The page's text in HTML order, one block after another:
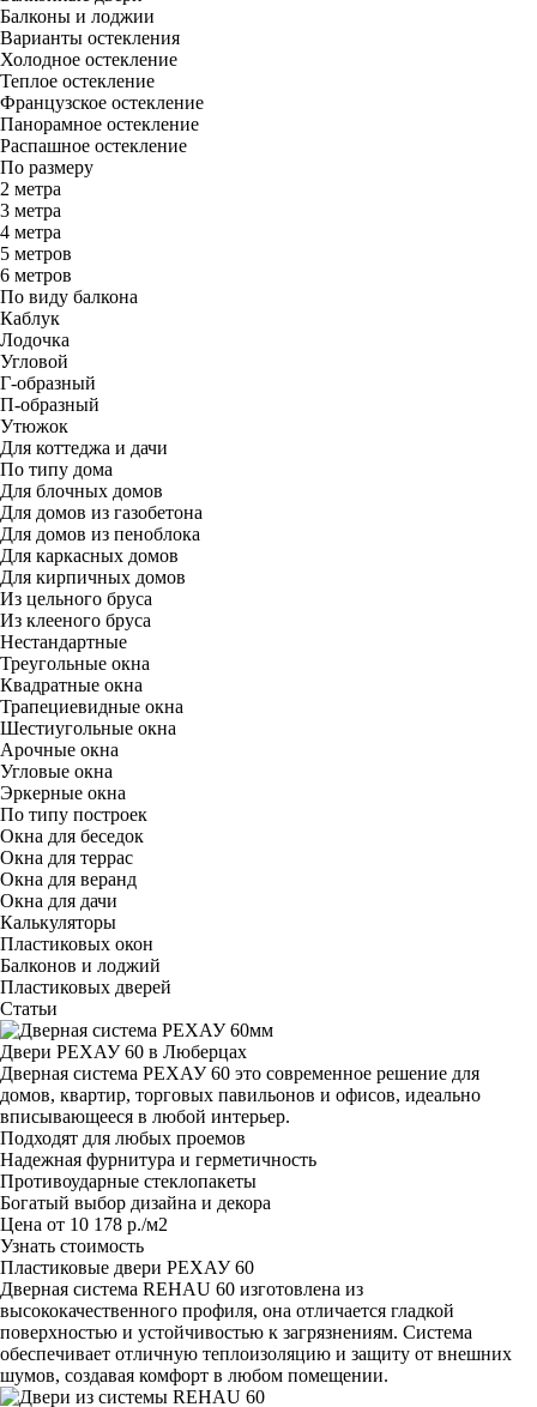
Балконы и лоджии
Варианты остекления
Холодное остекление
Теплое остекление
Французское остекление
Панорамное остекление
Распашное остекление
По размеру
2 метра
3 метра
4 метра
5 метров
6 метров
По виду балкона
Каблук
Лодочка
Угловой
Г-образный
П-образный
Утюжок
Для коттеджа и дачи
По типу дома
Для блочных домов
Для домов из газобетона
Для домов из пеноблока
Для каркасных домов
Для кирпичных домов
Из цельного бруса
Из клееного бруса
Нестандартные
Треугольные окна
Квадратные окна
Трапециевидные окна
Шестиугольные окна
Арочные окна
Угловые окна
Эркерные окна
По типу построек
Окна для беседок
Окна для террас
Окна для веранд
Окна для дачи
Калькуляторы
Пластиковых окон
Балконов и лоджий
Пластиковых дверей
Статьи
Двери РЕХАУ 60 в Люберцах
Дверная система РЕХАУ 60 это современное решение для
домов, квартир, торговых павильонов и офисов, идеально
вписывающееся в любой интерьер.
Подходят для любых проемов
Надежная фурнитура и герметичность
Противоударные стеклопакеты
Богатый выбор дизайна и декора
Цена от 10 178 р./м2
Узнать стоимость
Пластиковые двери РЕХАУ 60
Дверная система REHAU 60 изготовлена из
высококачественного профиля, она отличается гладкой
поверхностью и устойчивостью к загрязнениям. Система
обеспечивает отличную теплоизоляцию и защиту от внешних
шумов, создавая комфорт в любом помещении.